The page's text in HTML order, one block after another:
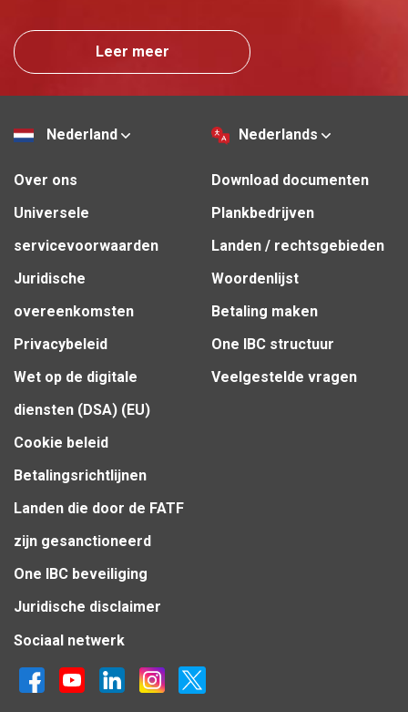
Leer meer
Nederland Nederlands
Over ons
Universele
servicevoorwaarden
Juridische
overeenkomsten
Privacybeleid
Wet op de digitale
diensten (DSA) (EU)
Cookie beleid
Betalingsrichtlijnen
Landen die door de FATF
zijn gesanctioneerd
One IBC beveiliging
Juridische disclaimer
Download documenten
Plankbedrijven
Landen / rechtsgebieden
Woordenlijst
Betaling maken
One IBC structuur
Veelgestelde vragen
Sociaal netwerk